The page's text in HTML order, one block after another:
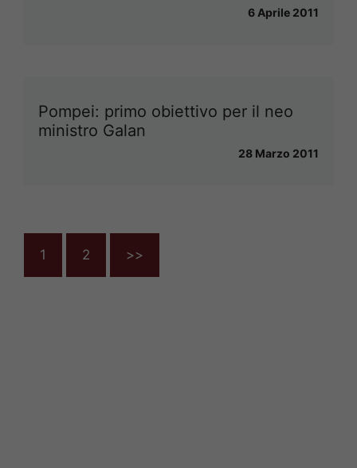
6 Aprile 2011
Pompei: primo obiettivo per il neo
ministro Galan
28 Marzo 2011
1 2 >>